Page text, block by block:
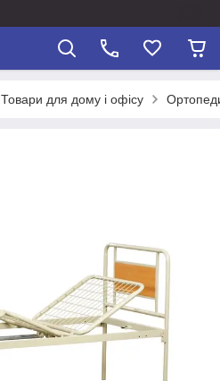
Товари для дому і офісу